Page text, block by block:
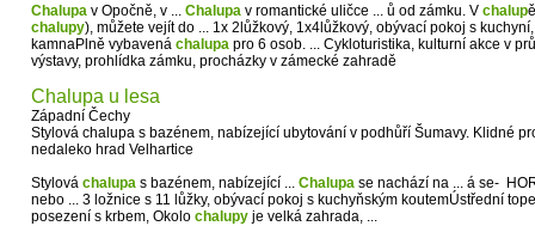
Chalupa v Opočně, v ... Chalupa v romantické uličce ... ů od zámku. V chalup
chalupy), můžete vejít do ... 1x 2lůžkový, 1x4lůžkový, obývací pokoj s
kamnaPlně vybavená chalupa pro 6 osob. ... Cykloturistika, kulturní akce v
výstavy, prohlídka zámku, procházky v zámecké zahradě
Chalupa u lesa
Západní Čechy
Stylová chalupa s bazénem, nabízející ubytování v podhůří Šumavy. Klidné
nedaleko hrad Velhartice
Stylová chalupa s bazénem, nabízející ... Chalupa se nachází na ... á se-
nebo ... 3 ložnice s 11 lůžky, obývací pokoj s kuchyňským koutemÚstřední
posezení s krbem, Okolo chalupy je velká zahrada, ...